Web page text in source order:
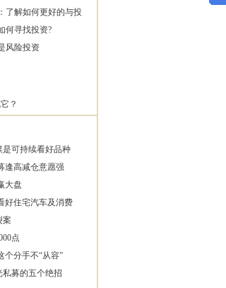
了解如何更好的与投
何寻找投资?
风险投资
？
是可持续看好品种
逢高减仓意愿强
大盘
好住宅汽车及消费
案
点
个分手不“从容”
募的五个绝招